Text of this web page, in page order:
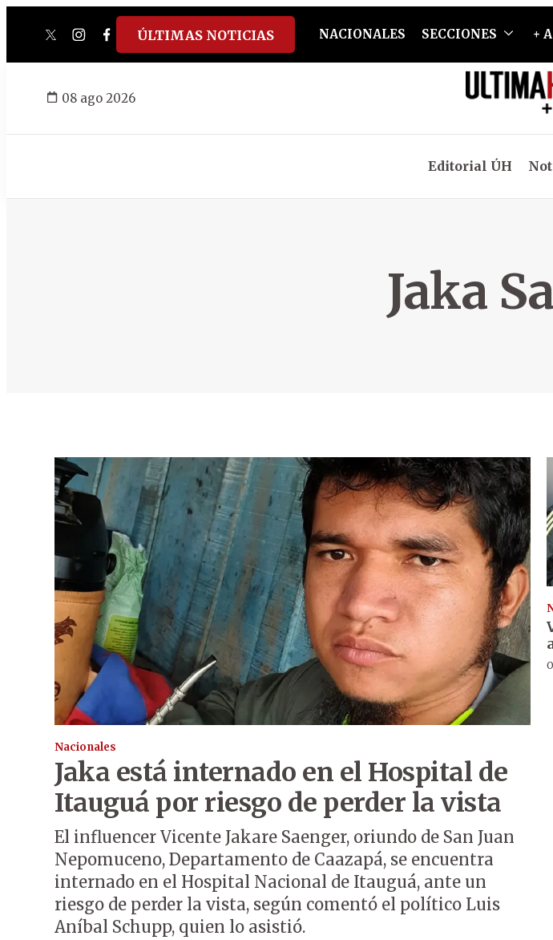
twitterinstagram
facebook
tiktokyoutube
spotify
ÚLTIMAS NOTICIAS NACIONALES SECCIONES +
08 ago 2026
Editorial ÚH
Jaka
Nacionales
Jaka está internado en el Hospital de
Itauguá por riesgo de perder la vista
El influencer Vicente Jakare Saenger, oriundo de San Juan
Nepomuceno, Departamento de Caazapá, se encuentra
internado en el Hospital Nacional de Itauguá, ante un
riesgo de perder la vista, según comentó el político Luis
Aníbal Schupp, quien lo asistió.